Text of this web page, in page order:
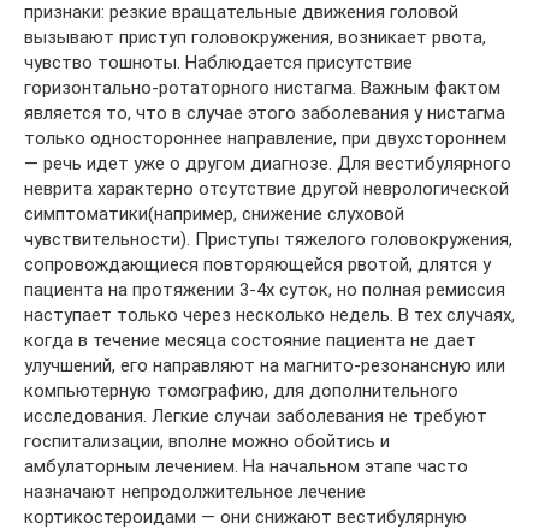
признаки: резкие вращательные движения головой
вызывают приступ головокружения, возникает рвота,
чувство тошноты. Наблюдается присутствие
горизонтально-ротаторного нистагма. Важным фактом
является то, что в случае этого заболевания у нистагма
только одностороннее направление, при двухстороннем
— речь идет уже о другом диагнозе. Для вестибулярного
неврита характерно отсутствие другой неврологической
симптоматики(например, снижение слуховой
чувствительности). Приступы тяжелого головокружения,
сопровождающиеся повторяющейся рвотой, длятся у
пациента на протяжении 3-4х суток, но полная ремиссия
наступает только через несколько недель. В тех случаях,
когда в течение месяца состояние пациента не дает
улучшений, его направляют на магнито-резонансную или
компьютерную томографию, для дополнительного
исследования. Легкие случаи заболевания не требуют
госпитализации, вполне можно обойтись и
амбулаторным лечением. На начальном этапе часто
назначают непродолжительное лечение
кортикостероидами — они снижают вестибулярную